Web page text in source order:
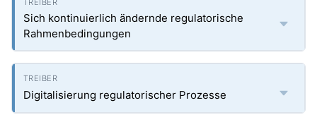
Sich kontinuierlich ändernde regulatorische
Rahmenbedingungen
Digitalisierung regulatorischer Prozesse